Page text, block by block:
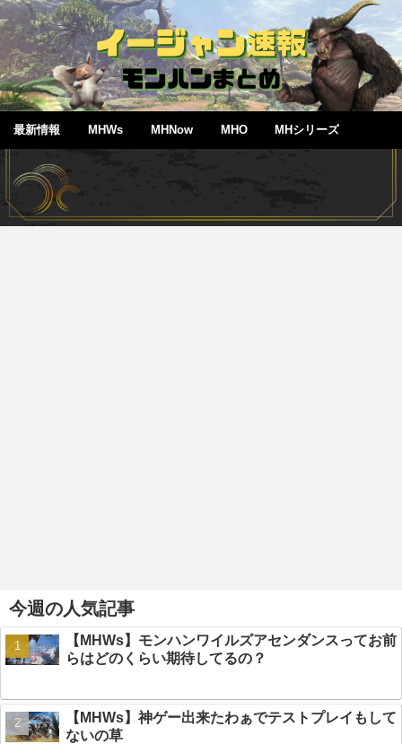
最新情報 MHWs MHNow MHO MHシリーズ
今週の人気記事
【MHWs】モンハンワイルズアセンダンスってお前
らはどのくらい期待してるの？
【MHWs】神ゲー出来たわぁでテストプレイもして
ないの草